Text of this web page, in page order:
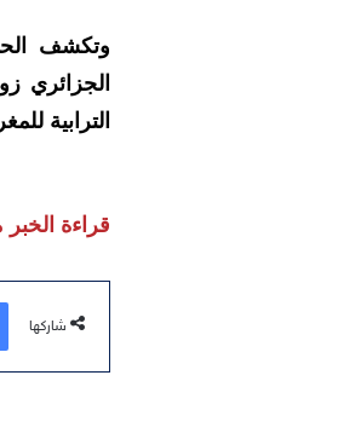
وتكشف
الجزائري
الترابية
قراءة
شاركها